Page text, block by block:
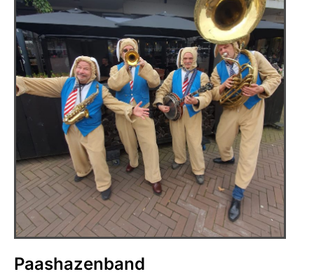
Paashazenband